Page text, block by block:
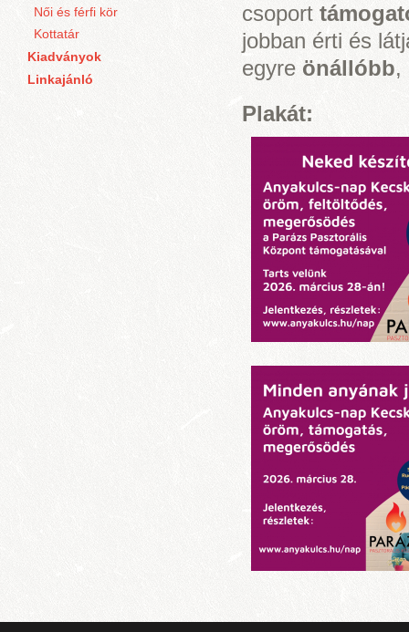
Női és férfi kör
Kottatár
Kiadványok
Linkajánló
csoport
jobban érti és
egyre önállóbb,
Plakát: